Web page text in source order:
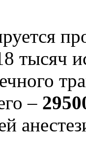
тысяч
–